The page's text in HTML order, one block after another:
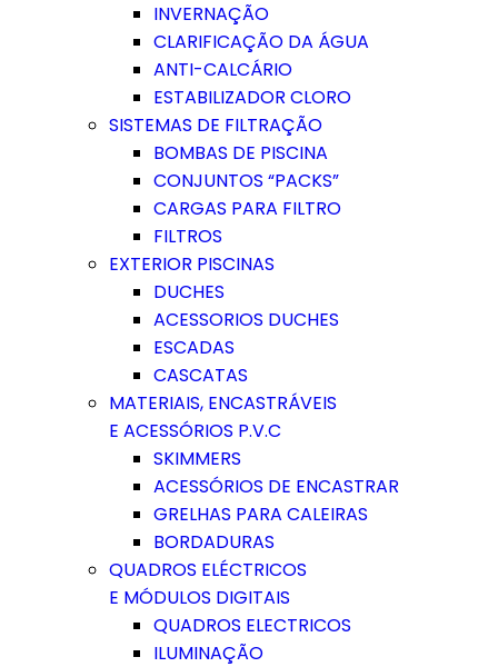
INVERNAÇÃO
CLARIFICAÇÃO DA ÁGUA
ANTI-CALCÁRIO
ESTABILIZADOR CLORO
SISTEMAS DE FILTRAÇÃO
BOMBAS DE PISCINA
CONJUNTOS “PACKS”
CARGAS PARA FILTRO
FILTROS
EXTERIOR PISCINAS
DUCHES
ACESSORIOS DUCHES
ESCADAS
CASCATAS
MATERIAIS, ENCASTRÁVEIS
E ACESSÓRIOS P.V.C
SKIMMERS
ACESSÓRIOS DE ENCASTRAR
GRELHAS PARA CALEIRAS
BORDADURAS
QUADROS ELÉCTRICOS
E MÓDULOS DIGITAIS
QUADROS ELECTRICOS
ILUMINAÇÃO